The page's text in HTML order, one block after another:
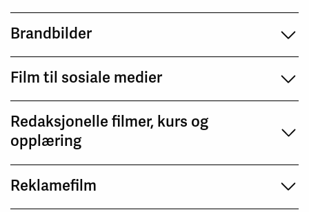
Brandbilder
Film til sosiale medier
Redaksjonelle filmer, kurs og
opplæring
Reklamefilm